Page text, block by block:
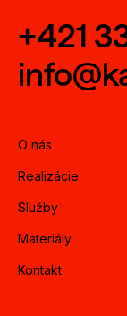
+421
O nás
Realizácie
Služby
Materiály
Kontakt